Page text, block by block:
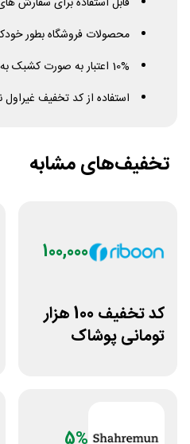
محصولات فروشگاه بطور خودکار تا 35% کاهش
10% اعتبار به صورت کشبک به کیف پول کاربر افزوده می شود
استفاده از کد تخفیف
تخفیف‌های مشابه
100,000
کد تخفیف 100 هزار
تومانی پوشاک